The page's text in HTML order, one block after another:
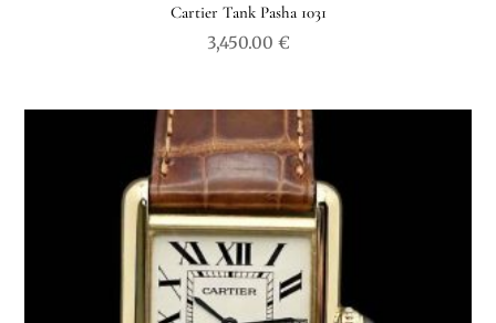
Cartier Tank Pasha 1031
3,450.00 €